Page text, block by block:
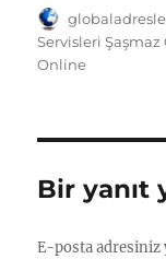
at
s
p
k
e
I
Yazar
Servisleri Şaşmaz
Online
Bir yanıt
E-posta adresiniz